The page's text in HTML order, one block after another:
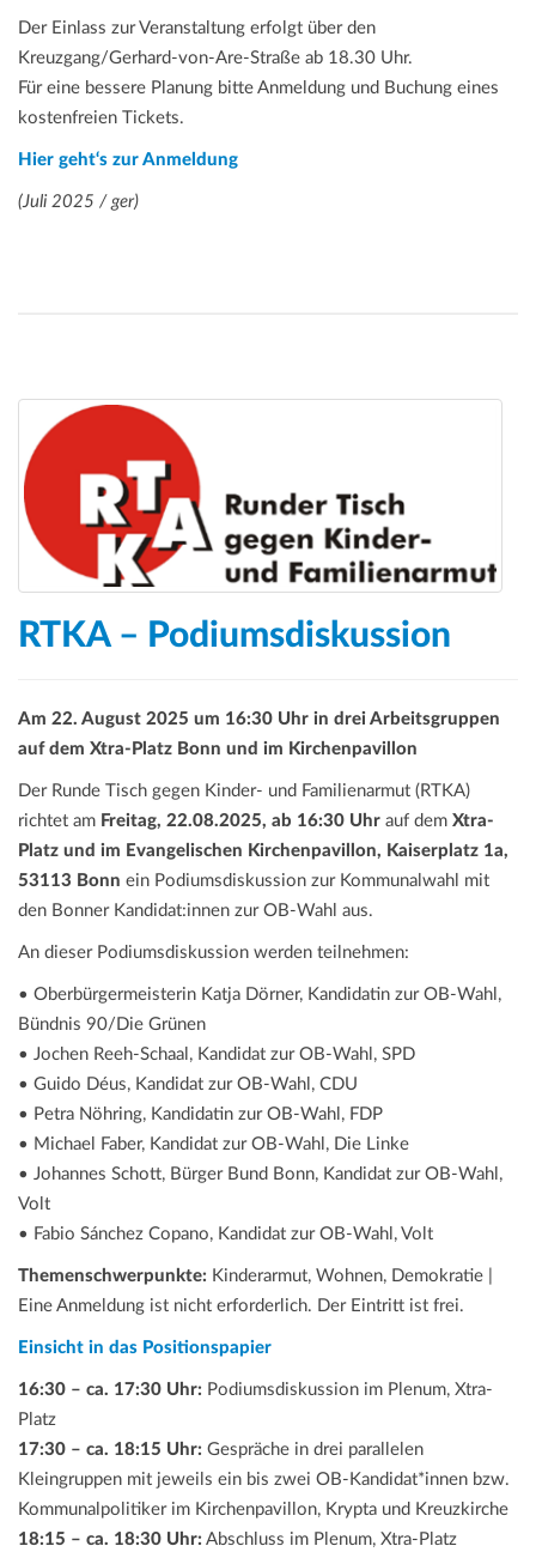
Der Einlass zur Veranstaltung erfolgt über den
Kreuzgang/Gerhard-von-Are-Straße ab 18.30 Uhr.
Für eine bessere Planung bitte Anmeldung und Buchung eines
kostenfreien Tickets.
Hier geht‘s zur Anmeldung
(Juli 2025 / ger)
RTKA – Podiumsdiskussion
Am 22. August 2025 um 16:30 Uhr in drei Arbeitsgruppen
auf dem Xtra-Platz Bonn und im Kirchenpavillon
Der Runde Tisch gegen Kinder- und Familienarmut (RTKA)
richtet am Freitag, 22.08.2025, ab 16:30 Uhr auf dem Xtra-
Platz und im Evangelischen Kirchenpavillon, Kaiserplatz 1a,
53113 Bonn ein Podiumsdiskussion zur Kommunalwahl mit
den Bonner Kandidat:innen zur OB-Wahl aus.
An dieser Podiumsdiskussion werden teilnehmen:
• Oberbürgermeisterin Katja Dörner, Kandidatin zur OB-Wahl,
Bündnis 90/Die Grünen
• Jochen Reeh-Schaal, Kandidat zur OB-Wahl, SPD
• Guido Déus, Kandidat zur OB-Wahl, CDU
• Petra Nöhring, Kandidatin zur OB-Wahl, FDP
• Michael Faber, Kandidat zur OB-Wahl, Die Linke
• Johannes Schott, Bürger Bund Bonn, Kandidat zur OB-Wahl,
Volt
• Fabio Sánchez Copano, Kandidat zur OB-Wahl, Volt
Themenschwerpunkte: Kinderarmut, Wohnen, Demokratie |
Eine Anmeldung ist nicht erforderlich. Der Eintritt ist frei.
Einsicht in das Positionspapier
16:30 – ca. 17:30 Uhr: Podiumsdiskussion im Plenum, Xtra-
Platz
17:30 – ca. 18:15 Uhr: Gespräche in drei parallelen
Kleingruppen mit jeweils ein bis zwei OB-Kandidat*innen bzw.
Kommunalpolitiker im Kirchenpavillon, Krypta und Kreuzkirche
18:15 – ca. 18:30 Uhr: Abschluss im Plenum, Xtra-Platz